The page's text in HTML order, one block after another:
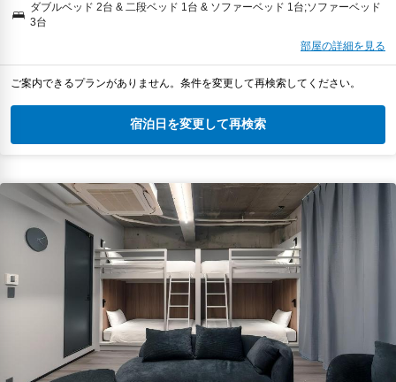
ダブルベッド 2台 & 二段ベッド 1台 & ソファーベッド 1台;ソファーベッド
3台
部屋の詳細を見る
ご案内できるプランがありません。条件を変更して再検索してください。
宿泊日を変更して再検索